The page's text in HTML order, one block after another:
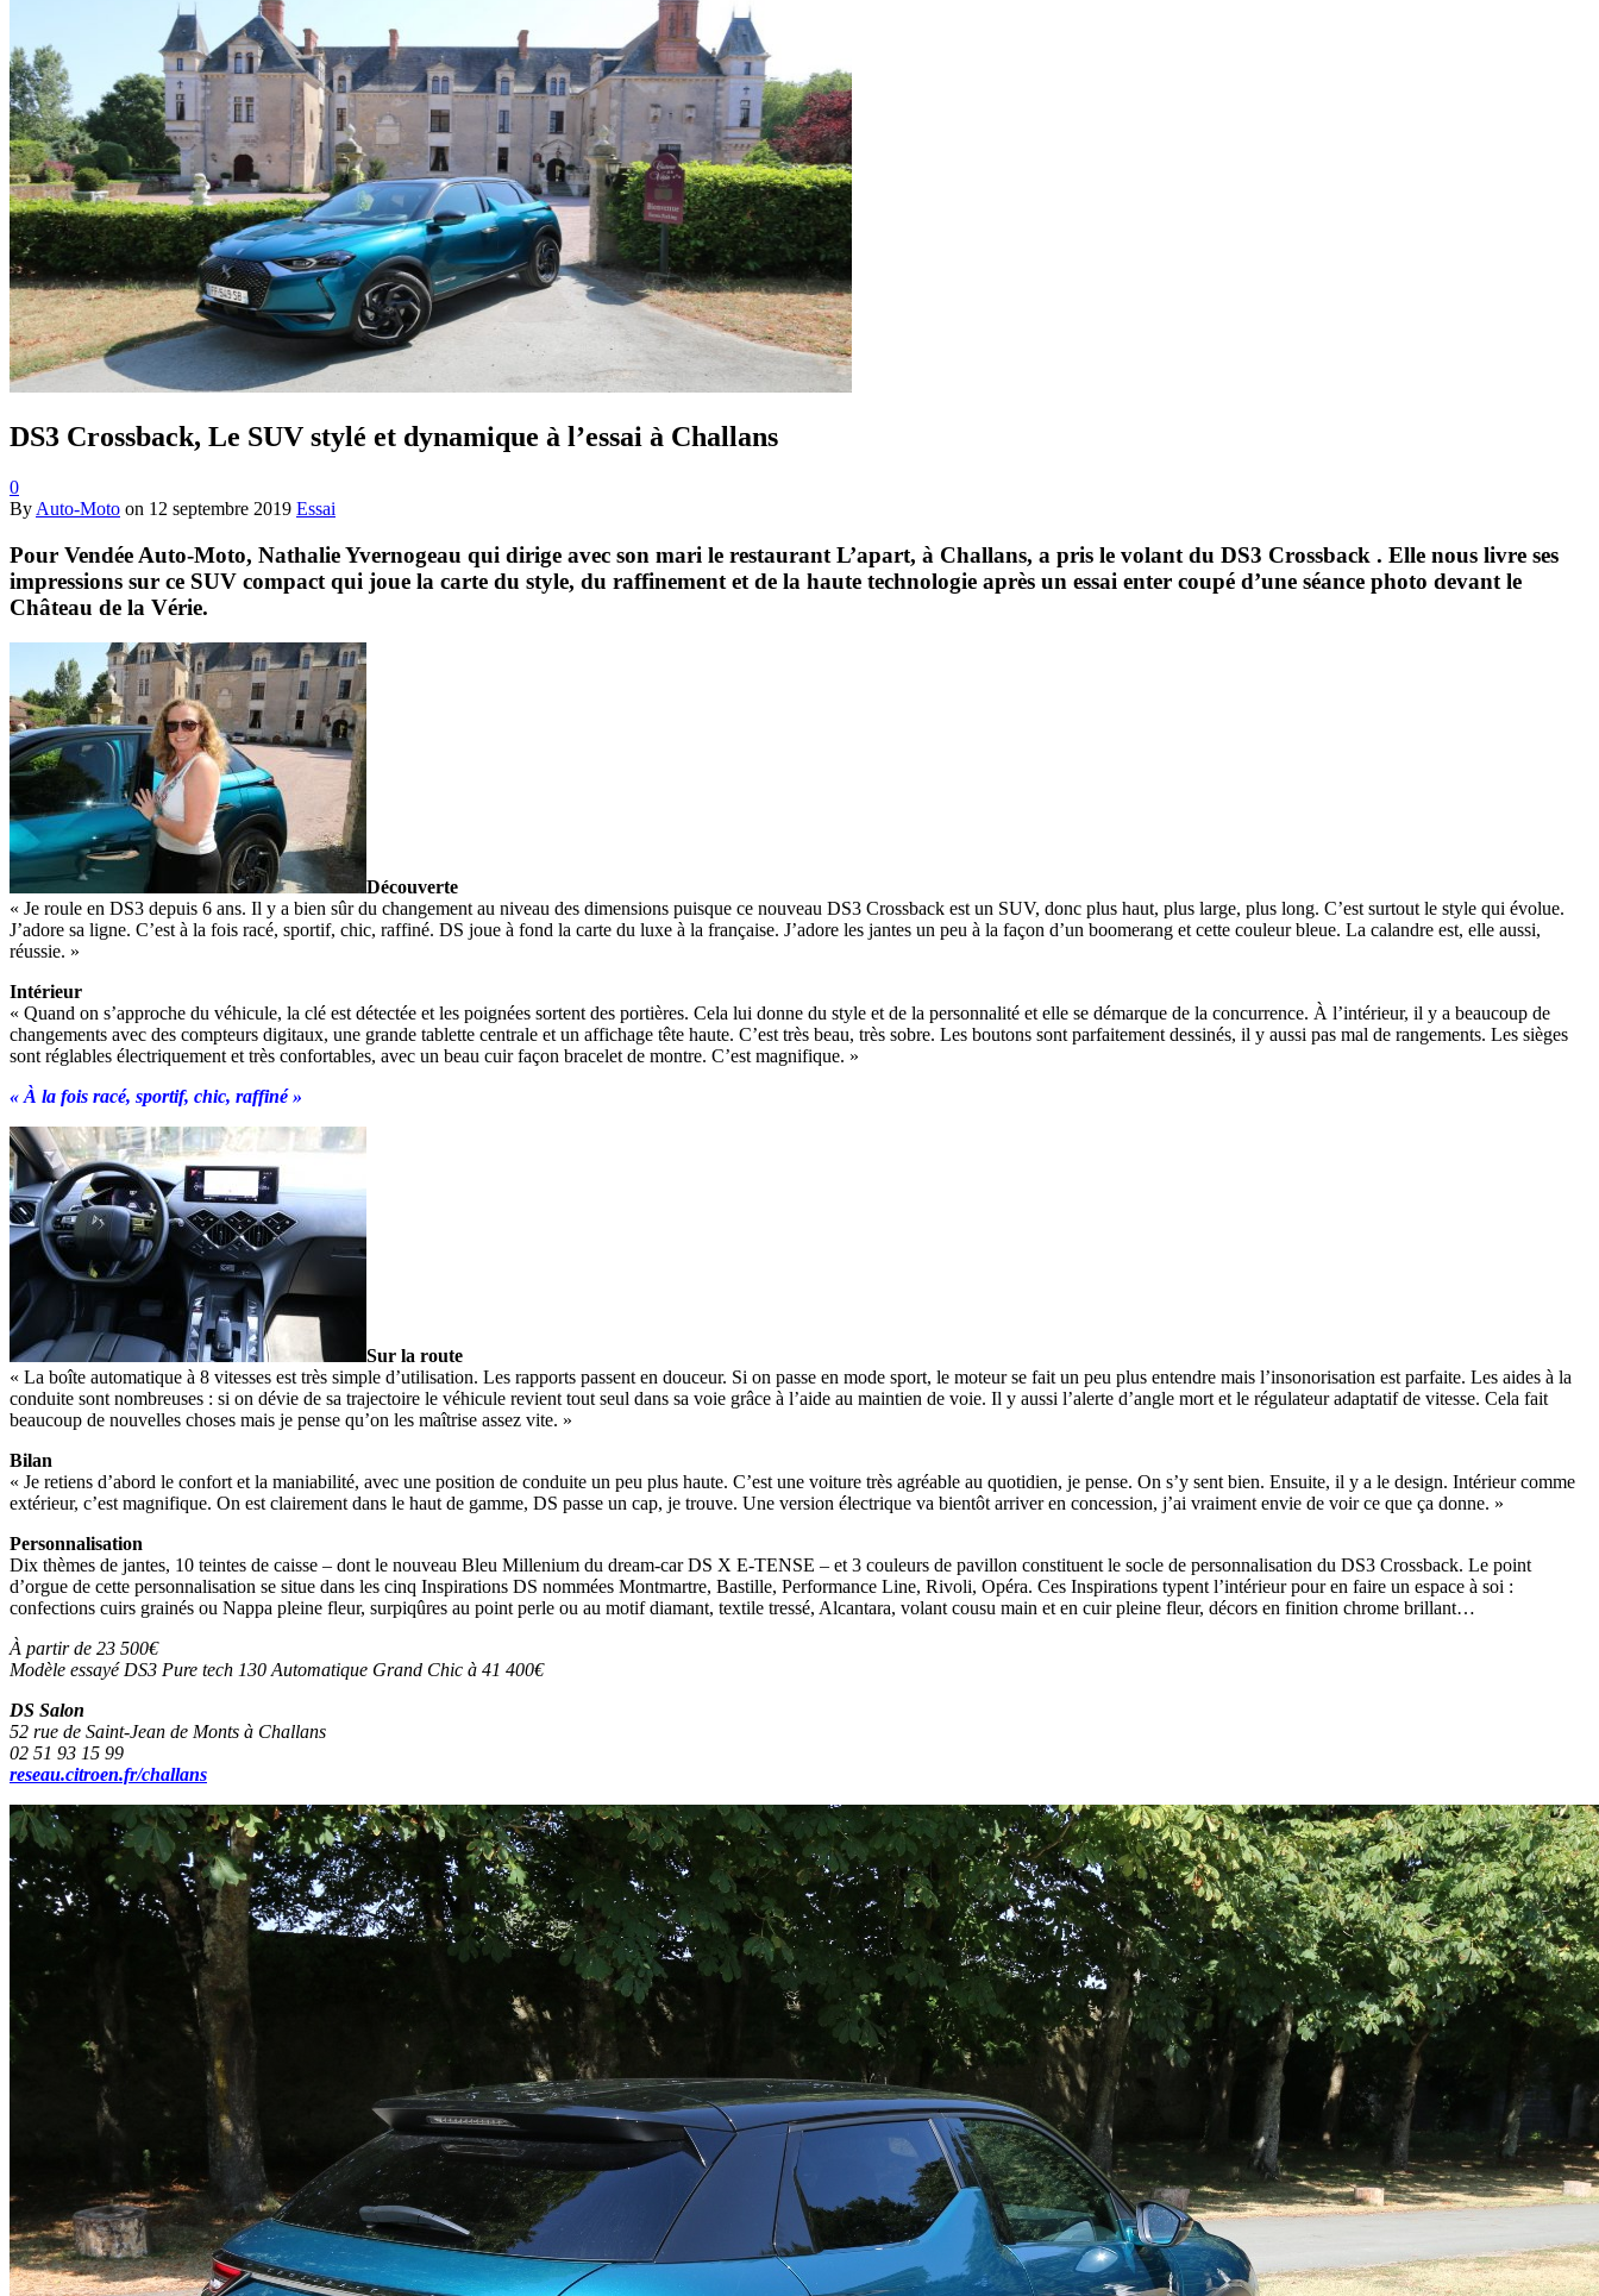
DS3 Crossback, Le SUV stylé et dynamique à l’essai à Challans
0
By Auto-Moto on 12 septembre 2019 Essai
Pour Vendée Auto-Moto, Nathalie Yvernogeau qui dirige avec son mari le restaurant L’apart, à Challans, a pris le volant du DS3 Crossback . Elle nous livre ses
impressions sur ce SUV compact qui joue la carte du style, du raffinement et de la haute technologie après un essai enter coupé d’une séance photo devant le
Château de la Vérie.
Découverte
« Je roule en DS3 depuis 6 ans. Il y a bien sûr du changement au niveau des dimensions puisque ce nouveau DS3 Crossback est un SUV, donc plus haut, plus large, plus long. C’est surtout le style qui évolue.
J’adore sa ligne. C’est à la fois racé, sportif, chic, raffiné. DS joue à fond la carte du luxe à la française. J’adore les jantes un peu à la façon d’un boomerang et cette couleur bleue. La calandre est, elle aussi,
réussie. »
Intérieur
« Quand on s’approche du véhicule, la clé est détectée et les poignées sortent des portières. Cela lui donne du style et de la personnalité et elle se démarque de la concurrence. À l’intérieur, il y a beaucoup de
changements avec des compteurs digitaux, une grande tablette centrale et un affichage tête haute. C’est très beau, très sobre. Les boutons sont parfaitement dessinés, il y aussi pas mal de rangements. Les sièges
sont réglables électriquement et très confortables, avec un beau cuir façon bracelet de montre. C’est magnifique. »
« À la fois racé, sportif, chic, raffiné »
Sur la route
« La boîte automatique à 8 vitesses est très simple d’utilisation. Les rapports passent en douceur. Si on passe en mode sport, le moteur se fait un peu plus entendre mais l’insonorisation est parfaite. Les aides à la
conduite sont nombreuses : si on dévie de sa trajectoire le véhicule revient tout seul dans sa voie grâce à l’aide au maintien de voie. Il y aussi l’alerte d’angle mort et le régulateur adaptatif de vitesse. Cela fait
beaucoup de nouvelles choses mais je pense qu’on les maîtrise assez vite. »
Bilan
« Je retiens d’abord le confort et la maniabilité, avec une position de conduite un peu plus haute. C’est une voiture très agréable au quotidien, je pense. On s’y sent bien. Ensuite, il y a le design. Intérieur comme
extérieur, c’est magnifique. On est clairement dans le haut de gamme, DS passe un cap, je trouve. Une version électrique va bientôt arriver en concession, j’ai vraiment envie de voir ce que ça donne. »
Personnalisation
Dix thèmes de jantes, 10 teintes de caisse – dont le nouveau Bleu Millenium du dream-car DS X E-TENSE – et 3 couleurs de pavillon constituent le socle de personnalisation du DS3 Crossback. Le point
d’orgue de cette personnalisation se situe dans les cinq Inspirations DS nommées Montmartre, Bastille, Performance Line, Rivoli, Opéra. Ces Inspirations typent l’intérieur pour en faire un espace à soi :
confections cuirs grainés ou Nappa pleine fleur, surpiqûres au point perle ou au motif diamant, textile tressé, Alcantara, volant cousu main et en cuir pleine fleur, décors en finition chrome brillant…
À partir de 23 500€
Modèle essayé DS3 Pure tech 130 Automatique Grand Chic à 41 400€
DS Salon
52 rue de Saint-Jean de Monts à Challans
02 51 93 15 99
reseau.citroen.fr/challans